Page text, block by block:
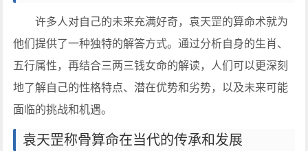
许多人对自己的未来充满好奇，袁天罡的算命术就为
他们提供了一种独特的解答方式。通过分析自身的生肖、
五行属性，再结合三两三钱女命的解读，人们可以更深刻
地了解自己的性格特点、潜在优势和劣势，以及未来可能
面临的挑战和机遇。
袁天罡称骨算命在当代的传承和发展